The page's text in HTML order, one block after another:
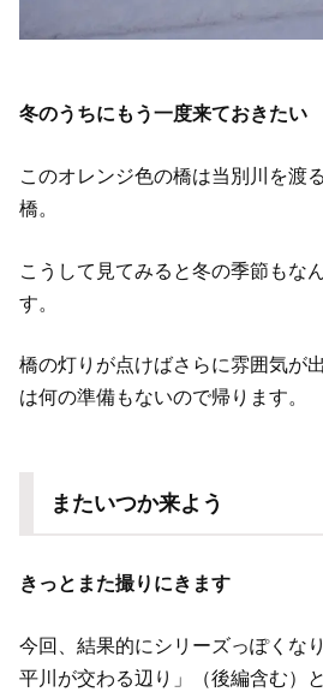
冬のうちにもう一度来ておきたい
このオレンジ色の橋は当別川を渡
橋。
こうして見てみると冬の季節もな
す。
橋の灯りが点けばさらに雰囲気が
は何の準備もないので帰ります。
またいつか来よう
きっとまた撮りにきます
今回、結果的にシリーズっぽくな
平川が交わる辺り」（後編含む）